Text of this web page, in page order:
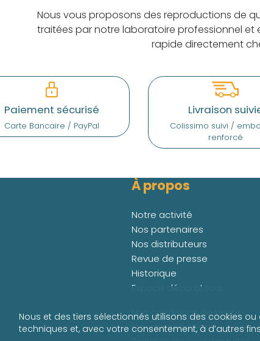
Nous et des tiers sélectionnés utilisons des cookies
techniques et, avec votre consentement, à d’autres
Nous vous proposons des reproductions de
traitées par notre laboratoire professionnel et
rapide directement
Paiement sécurisé
Carte Bancaire / PayPal
Livraison
Colissimo suivi /
renforcé
À propos
Notre activité
Nos partenaires
Nos distributeurs
Revue de presse
Historique
Espace décorateurs
Nos conditions de vente
Mentions Légales